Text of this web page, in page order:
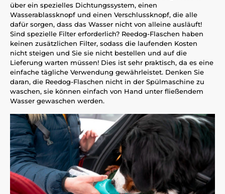
über ein spezielles Dichtungssystem, einen
Wasserablassknopf und einen Verschlussknopf, die alle
dafür sorgen, dass das Wasser nicht von alleine ausläuft!
Sind spezielle Filter erforderlich? Reedog-Flaschen haben
keinen zusätzlichen Filter, sodass die laufenden Kosten
nicht steigen und Sie sie nicht bestellen und auf die
Lieferung warten müssen! Dies ist sehr praktisch, da es eine
einfache tägliche Verwendung gewährleistet. Denken Sie
daran, die Reedog-Flaschen nicht in der Spülmaschine zu
waschen, sie können einfach von Hand unter fließendem
Wasser gewaschen werden.